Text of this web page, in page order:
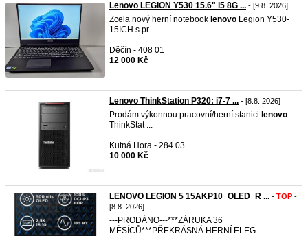
Lenovo LEGION Y530 15.6" i5 8G ... - [9.8. 2026]
Zcela nový herní notebook lenovo Legion Y530-
15ICH s pr ...
Děčín - 408 01
12 000 Kč
Lenovo ThinkStation P320: i7-7 ... - [8.8. 2026]
Prodám výkonnou pracovní/herní stanici lenovo
ThinkStat ...
Kutná Hora - 284 03
10 000 Kč
LENOVO LEGION 5 15AKP10_OLED_R ... - TOP -
[8.8. 2026]
---PRODÁNO---***ZÁRUKA 36
MĚSÍCŮ***PŘEKRÁSNÁ HERNÍ ELEG ...